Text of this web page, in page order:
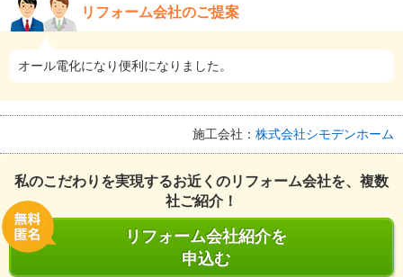
リフォーム会社のご提案
オール電化になり便利になりました。
施工会社： 株式会社シモデンホーム
私のこだわりを実現するお近くのリフォーム会社を、複数
社ご紹介！
リフォーム会社紹介を
申込む